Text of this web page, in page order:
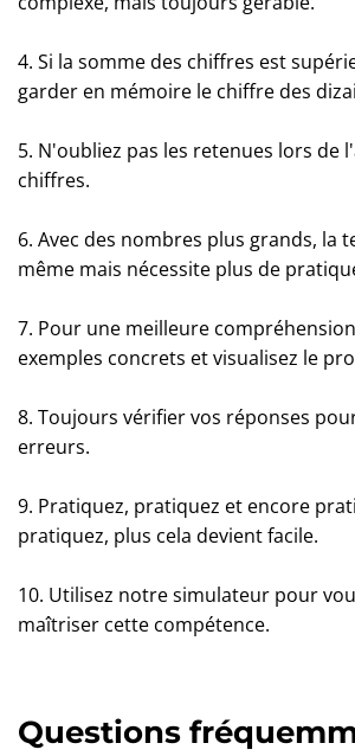
4. Si la somme des chiffres est
garder en mémoire le chiffre des
5. N'oubliez pas les retenues lors de
chiffres.
6. Avec des nombres plus grands, la
même mais nécessite plus de
7. Pour une meilleure
exemples concrets et visualisez le
8. Toujours vérifier vos réponses
erreurs.
9. Pratiquez, pratiquez et encore
pratiquez, plus cela devient facile.
10. Utilisez notre simulateur pour
maîtriser cette compétence.
Questions